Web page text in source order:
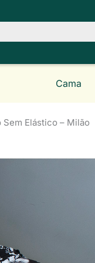
Cama
Elástico – Milão